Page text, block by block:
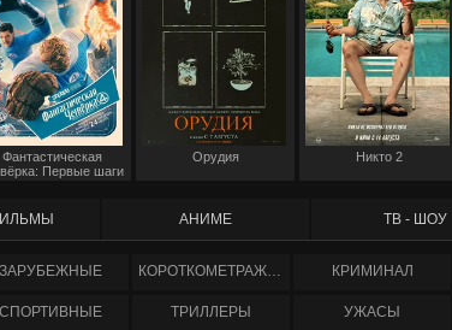
Фантастическая
Первые шаги
Орудия Никто 2
АНИМЕ ТВ - ШОУ
ЗАРУБЕЖНЫЕ КОРОТКОМЕТРАЖНЫЕ КРИМИНАЛ
СПОРТИВНЫЕ ТРИЛЛЕРЫ УЖАСЫ